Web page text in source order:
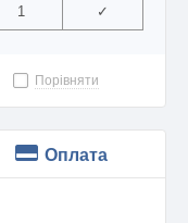
1 ✓
Порівняти
Оплата